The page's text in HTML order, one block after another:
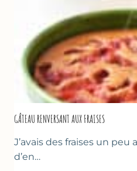
GÂTEAU RENVERSANT AUX FRAISES
J’avais des fraises un
d’en…